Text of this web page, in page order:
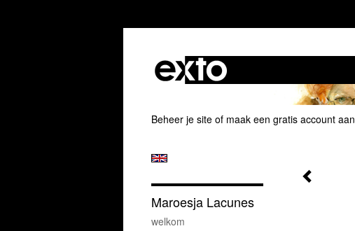
Beheer je site of maak een gratis account aan
Maroesja Lacunes
welkom